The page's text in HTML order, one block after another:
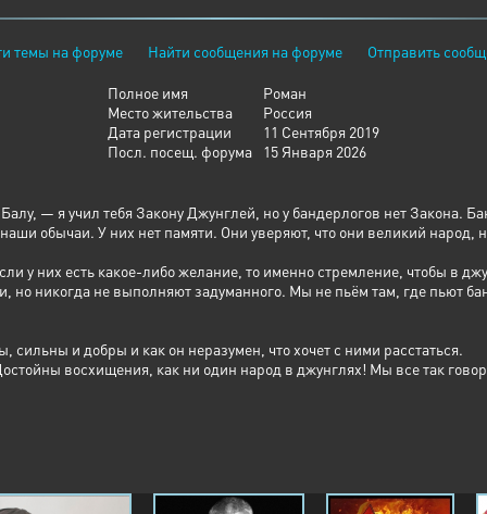
Наблюдая за вами мы верили
Одурманены, не потеряны
Помогали и все же надеялись
Что одумайтесь вы и раскаетесь
Но все дальше от нас удалялись вы
Запретили русское слово
Подчинять стали всех своей воле
Не сломался он, не прогнулся
Не поддался на ваши угрозы
И пошли вы войною на ближнего
Позабыв, что одною с ним верою
Кто не помнит того, те предатели!
темы на форуме Найти сообщения на форуме Отправить
Полное имя
Роман
Место жительства
Россия
Дата регистрации
11 Сентября 2019
Посл. посещ. форума
15 Января 2026
— я учил тебя Закону Джунглей, но у бандерлогов нет Закона.
обычаи. У них нет памяти. Они уверяют, что они великий народ,
у них есть какое-либо желание, то именно стремление, чтобы в
но никогда не выполняют задуманного. Мы не пьём там, где пьют
и добры и как он неразумен, что хочет с ними расстаться.
восхищения, как ни один народ в джунглях! Мы все так